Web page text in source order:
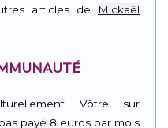
articles de
Mickaël
Vôtre sur
payé 8 euros par mois